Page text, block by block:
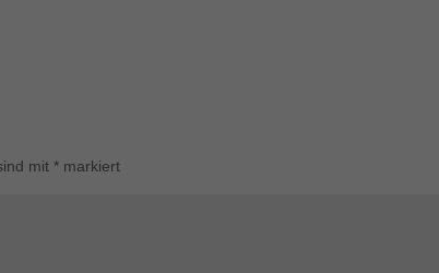
mit * markiert